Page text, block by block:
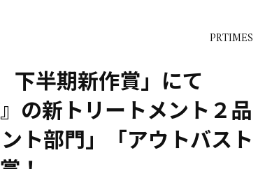
PRTIMES
下半期新作賞」にて
の新トリートメント２品
ト部門」「アウトバスト